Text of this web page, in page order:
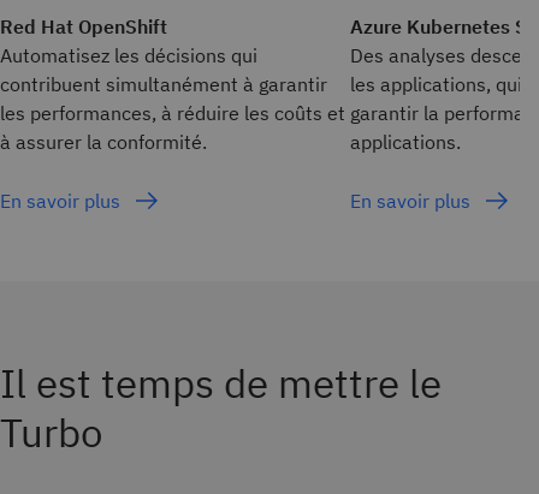
Red Hat OpenShift
Automatisez les décisions qui
contribuent simultanément à garantir
les performances, à réduire les coûts et
à assurer la conformité.
En savoir plus
Azure Kubernetes
Des analyses
les applications, qui
garantir la
applications.
En savoir plus
Il est temps de mettre le
Turbo